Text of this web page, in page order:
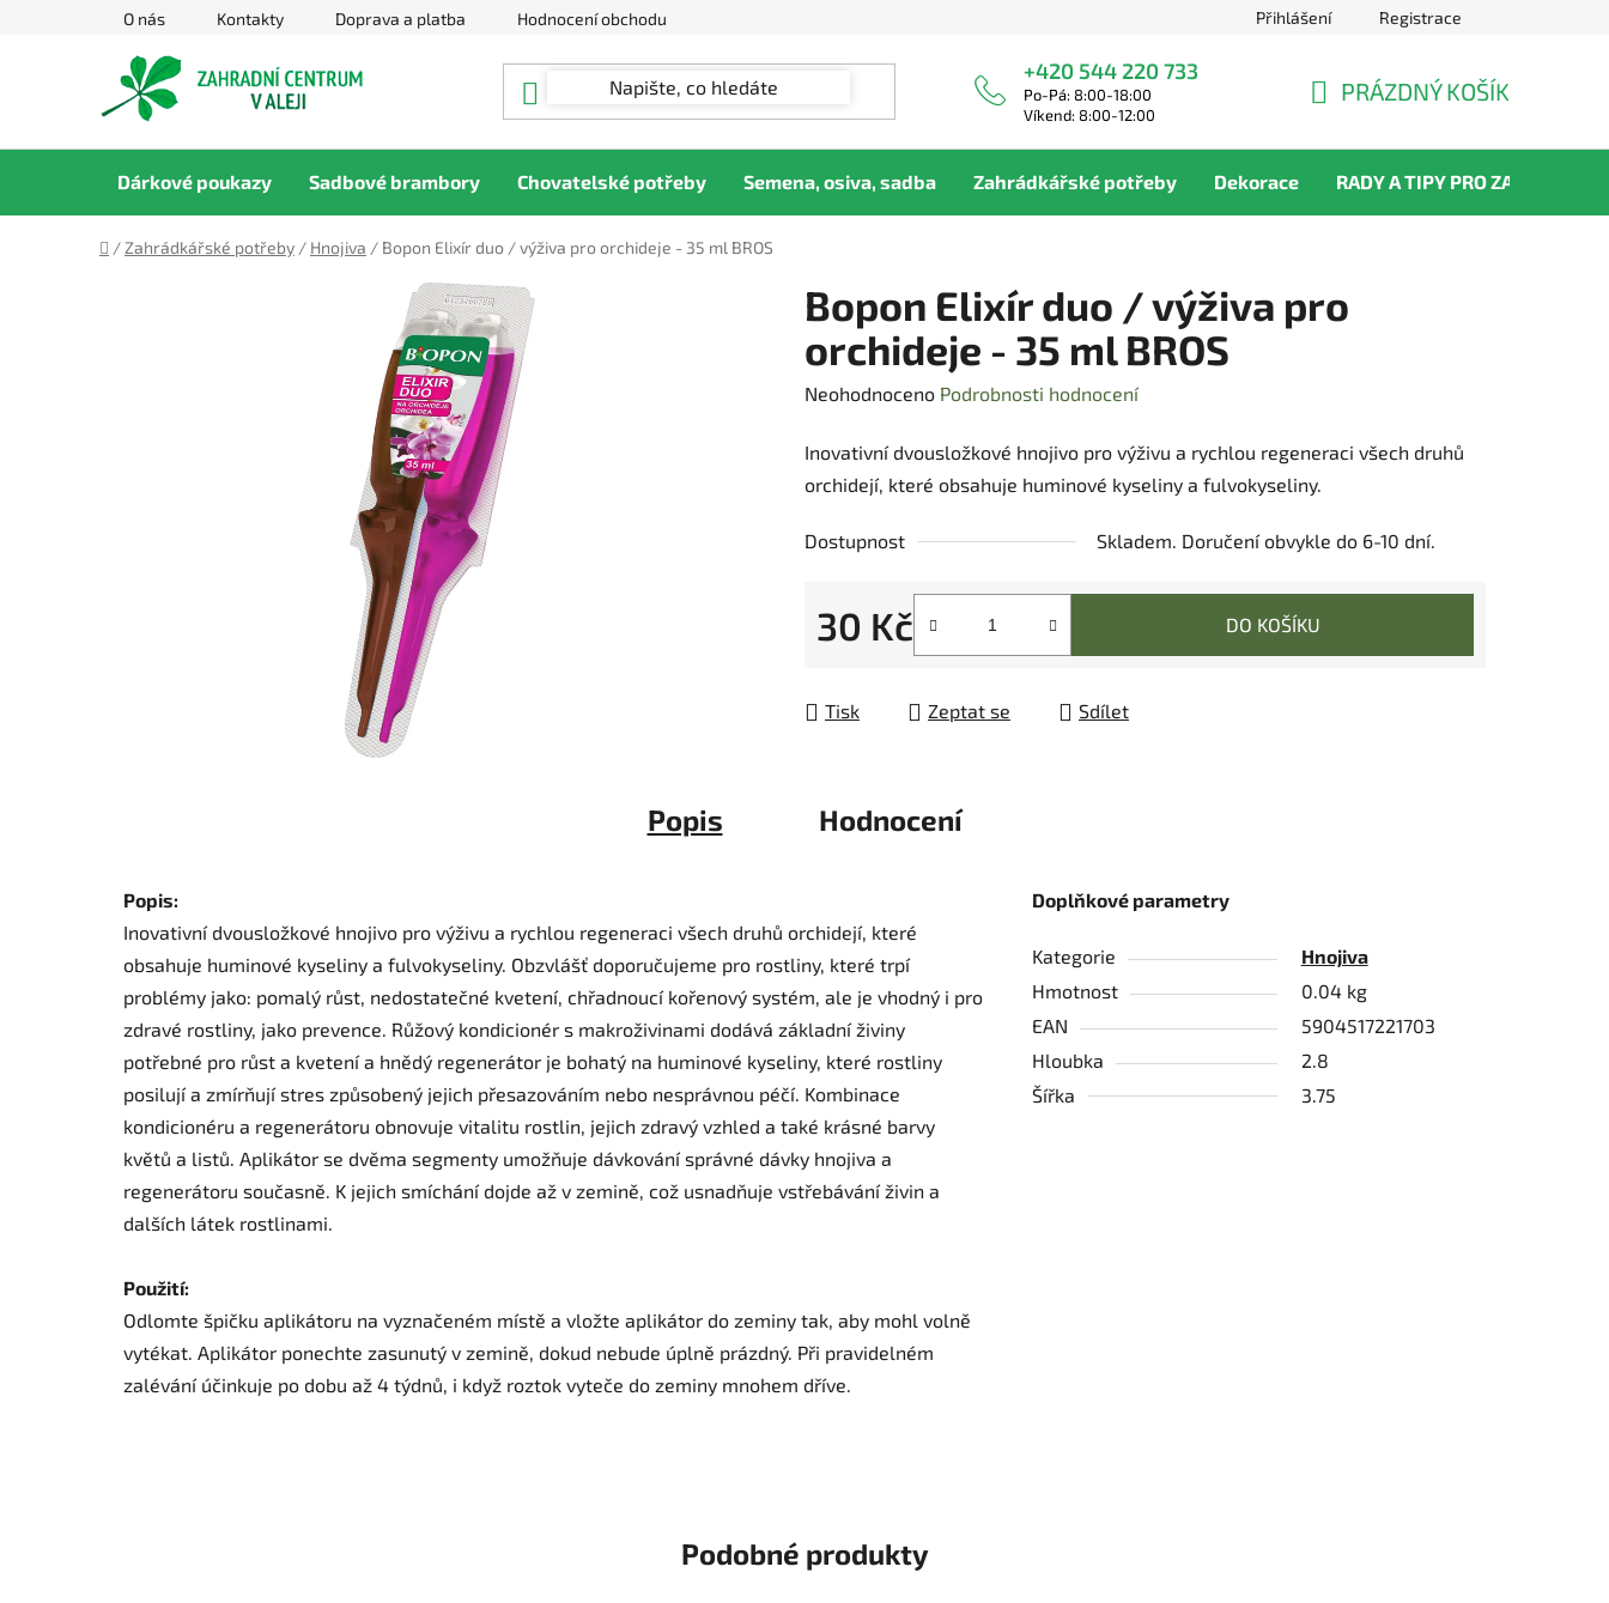
O nás Kontakty Doprava a platba Hodnocení obchodu Přihlášení Registrace
+420 544 220 733
Po-Pá: 8:00-18:00
Víkend: 8:00-12:00
KOŠÍK
PRÁZDNÝ KOŠÍK
Dárkové poukazy Sadbové brambory Chovatelské potřeby Semena, osiva, sadba Zahrádkářské potřeby Dekorace RADY A TIPY PRO ZAHRADNÍKY
Domů
/ Zahrádkářské potřeby / Hnojiva / Bopon Elixír duo / výživa pro orchideje - 35 ml BROS
Bopon Elixír duo / výživa pro
orchideje - 35 ml BROS
Průměrné
produktu
je
z
hvězdiček.
Neohodnoceno Podrobnosti hodnocení
Inovativní dvousložkové hnojivo pro výživu a rychlou regeneraci všech druhů
orchidejí, které obsahuje huminové kyseliny a fulvokyseliny.
Dostupnost Skladem. Doručení obvykle do 6-10 dní.
30 Kč
Měrná cena:
DO KOŠÍKU
Tisk Zeptat se Sdílet
Popis Hodnocení
Popis:
Inovativní dvousložkové hnojivo pro výživu a rychlou regeneraci všech druhů orchidejí, které
obsahuje huminové kyseliny a fulvokyseliny. Obzvlášť doporučujeme pro rostliny, které trpí
problémy jako: pomalý růst, nedostatečné kvetení, chřadnoucí kořenový systém, ale je vhodný i pro
zdravé rostliny, jako prevence. Růžový kondicionér s makroživinami dodává základní živiny
potřebné pro růst a kvetení a hnědý regenerátor je bohatý na huminové kyseliny, které rostliny
posilují a zmírňují stres způsobený jejich přesazováním nebo nesprávnou péčí. Kombinace
kondicionéru a regenerátoru obnovuje vitalitu rostlin, jejich zdravý vzhled a také krásné barvy
květů a listů. Aplikátor se dvěma segmenty umožňuje dávkování správné dávky hnojiva a
regenerátoru současně. K jejich smíchání dojde až v zemině, což usnadňuje vstřebávání živin a
dalších látek rostlinami.
Použití:
Odlomte špičku aplikátoru na vyznačeném místě a vložte aplikátor do zeminy tak, aby mohl volně
vytékat. Aplikátor ponechte zasunutý v zemině, dokud nebude úplně prázdný. Při pravidelném
zalévání účinkuje po dobu až 4 týdnů, i když roztok vyteče do zeminy mnohem dříve.
Doplňkové parametry
Kategorie
Hnojiva
Hmotnost
0.04 kg
EAN
5904517221703
Hloubka
2.8
Šířka
3.75
Podobné produkty